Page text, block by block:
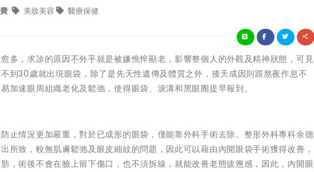
美妝美容 醫療保健
多，求診的原因不外乎就是被嫌憔悴顯老，影響整個人的外觀及精神狀態，可見
到30歲就出現眼袋，除了是先天性遺傳及體質之外，後天成因則跟熬夜作息不
加速眼周組織老化及鬆弛，使得眼袋、淚溝和黑眼圈提早報到。
止情況更加嚴重，對於已成形的眼袋，僅能靠外科手術去除。整形外科專科余德
所致，較無肌膚鬆弛及眼皮細紋的問題，因此可以藉由內開眼袋手術獲得改善，
，術後不會在臉上留下傷口，也不須拆線，就能改善老態疲憊感，因此，內開眼